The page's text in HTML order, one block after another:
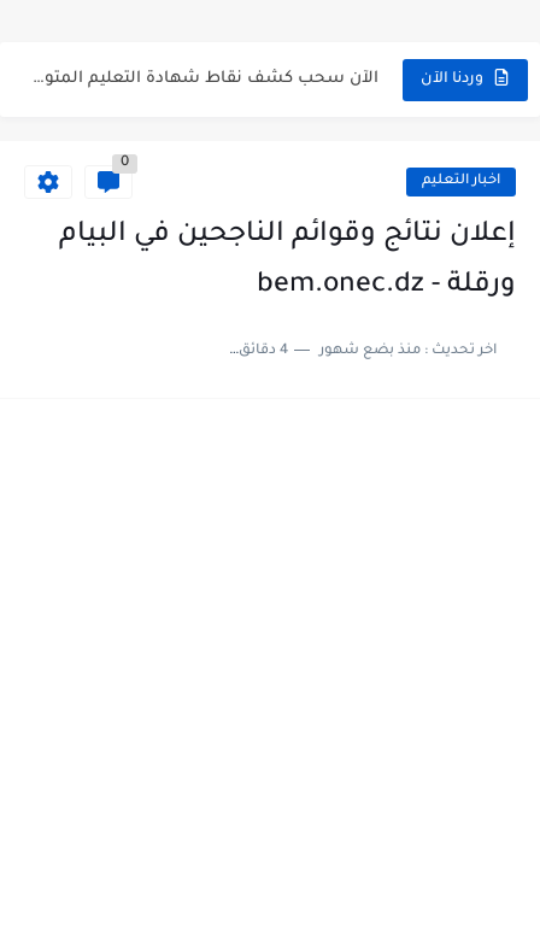
وردنا الآن
اخبار التعليم
0
إعلان نتائج وقوائم الناجحين في البيام
ورقلة - bem.onec.dz
اخر تحديث :منذ بضع شهور 4 دقائق للقراءة